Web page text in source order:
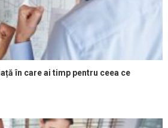
în care ai timp pentru ceea ce